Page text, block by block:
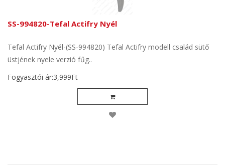
SS-994820-Tefal Actifry Nyél
Tefal Actifry Nyél-(SS-994820) Tefal Actifry modell család sütő
üstjének nyele verzió fűg..
Fogyasztói ár:3,999Ft